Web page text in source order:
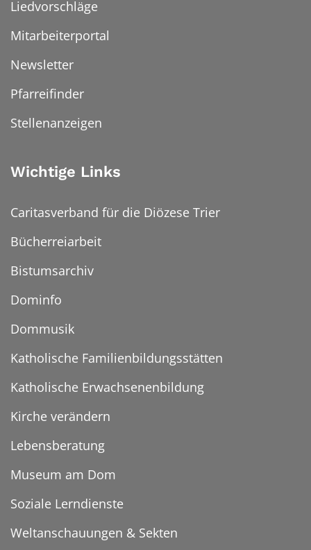
Liedvorschläge
Mitarbeiterportal
Newsletter
Pfarreifinder
Stellenanzeigen
Wichtige Links
Caritasverband für die Diözese Trier
Bücherreiarbeit
Bistumsarchiv
Dominfo
Dommusik
Katholische Familienbildungsstätten
Katholische Erwachsenenbildung
Kirche verändern
Lebensberatung
Museum am Dom
Soziale Lerndienste
Weltanschauungen & Sekten